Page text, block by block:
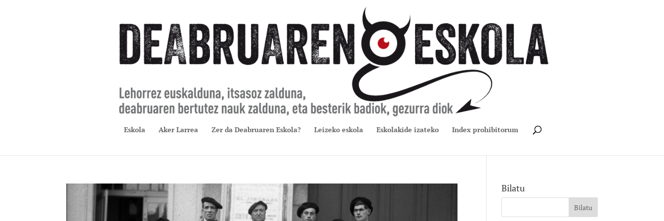
Eskola Aker Larrea Zer da Deabruaren Eskola? Leizeko eskola Eskolakide izateko Index prohibitorum
Bilatu